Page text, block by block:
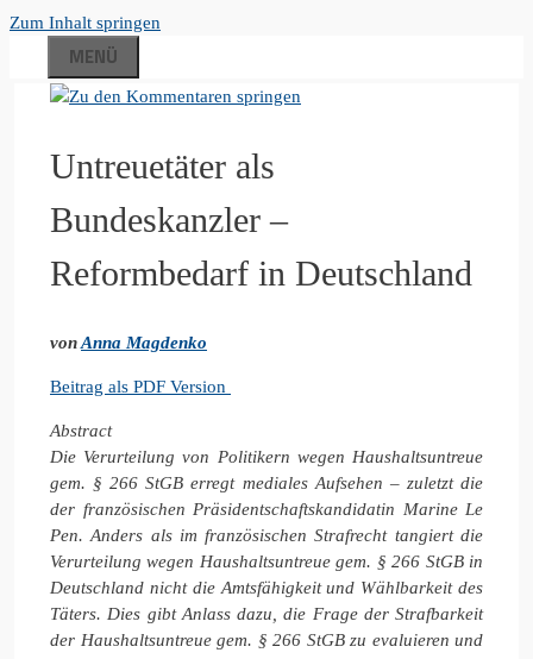
Zum Inhalt springen
MENÜ
Untreuetäter als
Bundeskanzler –
Reformbedarf in Deutschland
vonAnna Magdenko
Beitrag als PDF Version
Abstract
Die Verurteilung von Politikern wegen Haushaltsuntreue
gem. § 266 StGB erregt mediales Aufsehen – zuletzt die
der französischen Präsidentschaftskandidatin Marine Le
Pen. Anders als im französischen Strafrecht tangiert die
Verurteilung wegen Haushaltsuntreue gem. § 266 StGB in
Deutschland nicht die Amtsfähigkeit und Wählbarkeit des
Täters. Dies gibt Anlass dazu, die Frage der Strafbarkeit
der Haushaltsuntreue gem. § 266 StGB zu evaluieren und